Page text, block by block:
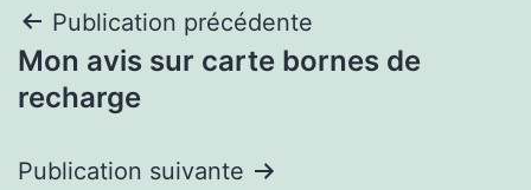
Navigation
de
Publication précédente
Mon avis sur carte bornes de
recharge
Publication suivante